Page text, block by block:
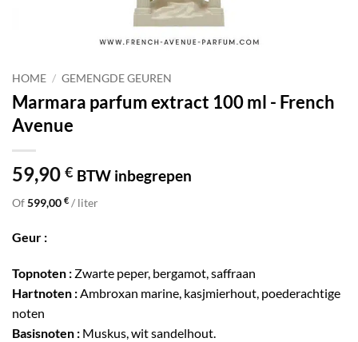
HOME / GEMENGDE GEUREN
Marmara parfum extract 100 ml - French
Avenue
59,90 € BTW inbegrepen
Of599,00 € / liter
Geur :
Topnoten : Zwarte peper, bergamot, saffraan
Hartnoten :Ambroxan marine, kasjmierhout, poederachtige
noten
Basisnoten : Muskus, wit sandelhout.